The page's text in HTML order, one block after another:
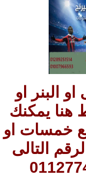
البنر او
يمكنك
خمسات او
التالى